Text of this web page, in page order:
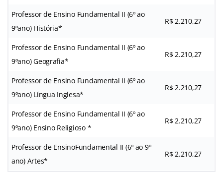
Professor de Ensino Fundamental II (6º ao
9ºano) História*
R$ 2.210,27
Professor de Ensino Fundamental II (6º ao
9ºano) Geografia*
R$ 2.210,27
Professor de Ensino Fundamental II (6º ao
9ºano) Língua Inglesa*
R$ 2.210,27
Professor de Ensino Fundamental II (6º ao
9ºano) Ensino Religioso *
R$ 2.210,27
Professor de EnsinoFundamental II (6º ao 9º
ano) Artes*
R$ 2.210,27